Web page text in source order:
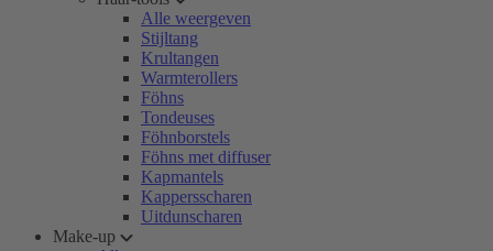
Alle weergeven
Stijltang
Krultangen
Warmterollers
Föhns
Tondeuses
Föhnborstels
Föhns met diffuser
Kapmantels
Kappersscharen
Uitdunscharen
Make-up